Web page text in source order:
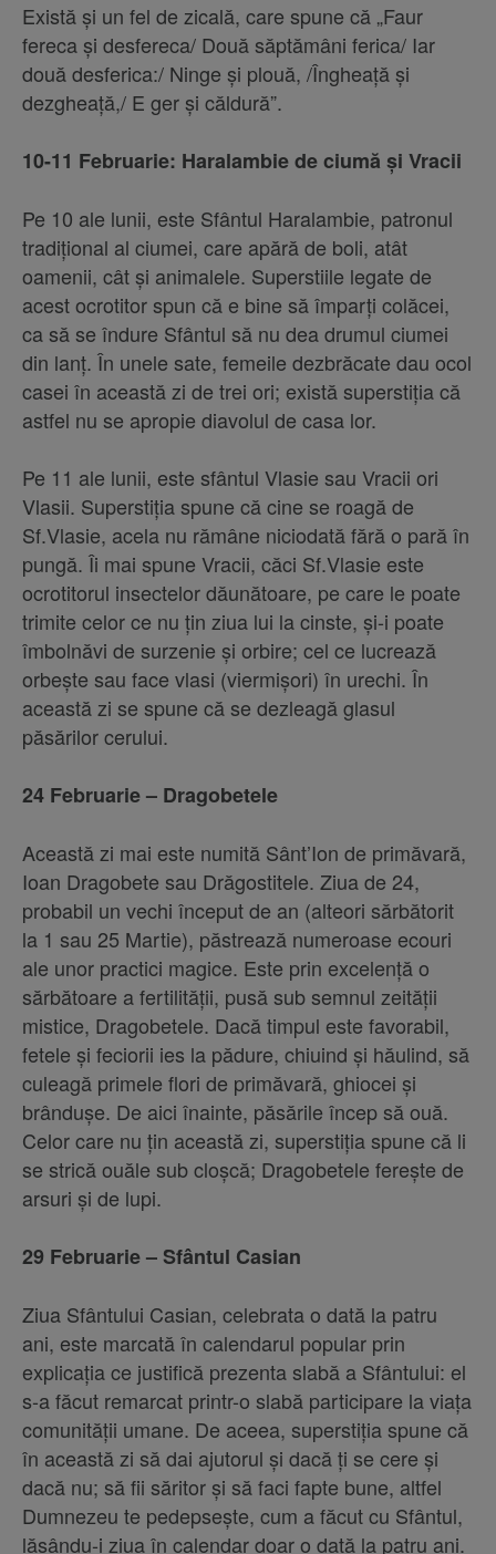
Există şi un fel de zicală, care spune că „Faur
fereca şi desfereca/ Două săptămâni ferica/ Iar
două desferica:/ Ninge şi plouă, /Îngheaţă şi
dezgheaţă,/ E ger şi căldură”.
10-11 Februarie: Haralambie de ciumă şi Vracii
Pe 10 ale lunii, este Sfântul Haralambie, patronul
tradiţional al ciumei, care apără de boli, atât
oamenii, cât şi animalele. Superstiile legate de
acest ocrotitor spun că e bine să împarţi colăcei,
ca să se îndure Sfântul să nu dea drumul ciumei
din lanţ. În unele sate, femeile dezbrăcate dau ocol
casei în această zi de trei ori; există superstiţia că
astfel nu se apropie diavolul de casa lor.
Pe 11 ale lunii, este sfântul Vlasie sau Vracii ori
Vlasii. Superstiţia spune că cine se roagă de
Sf.Vlasie, acela nu rămâne niciodată fără o pară în
pungă. Îi mai spune Vracii, căci Sf.Vlasie este
ocrotitorul insectelor dăunătoare, pe care le poate
trimite celor ce nu ţin ziua lui la cinste, şi-i poate
îmbolnăvi de surzenie şi orbire; cel ce lucrează
orbeşte sau face vlasi (viermişori) în urechi. În
această zi se spune că se dezleagă glasul
păsărilor cerului.
24 Februarie – Dragobetele
Această zi mai este numită Sânt’Ion de primăvară,
Ioan Dragobete sau Drăgostitele. Ziua de 24,
probabil un vechi început de an (alteori sărbătorit
la 1 sau 25 Martie), păstrează numeroase ecouri
ale unor practici magice. Este prin excelenţă o
sărbătoare a fertilităţii, pusă sub semnul zeităţii
mistice, Dragobetele. Dacă timpul este favorabil,
fetele şi feciorii ies la pădure, chiuind şi hăulind, să
culeagă primele flori de primăvară, ghiocei şi
brânduşe. De aici înainte, păsările încep să ouă.
Celor care nu ţin această zi, superstiţia spune că li
se strică ouăle sub cloşcă; Dragobetele fereşte de
arsuri şi de lupi.
29 Februarie – Sfântul Casian
Ziua Sfântului Casian, celebrata o dată la patru
ani, este marcată în calendarul popular prin
explicaţia ce justifică prezenta slabă a Sfântului: el
s-a făcut remarcat printr-o slabă participare la viaţa
comunităţii umane. De aceea, superstiţia spune că
în această zi să dai ajutorul şi dacă ţi se cere şi
dacă nu; să fii săritor şi să faci fapte bune, altfel
Dumnezeu te pedepseşte, cum a făcut cu Sfântul,
lăsându-i ziua în calendar doar o dată la patru ani.